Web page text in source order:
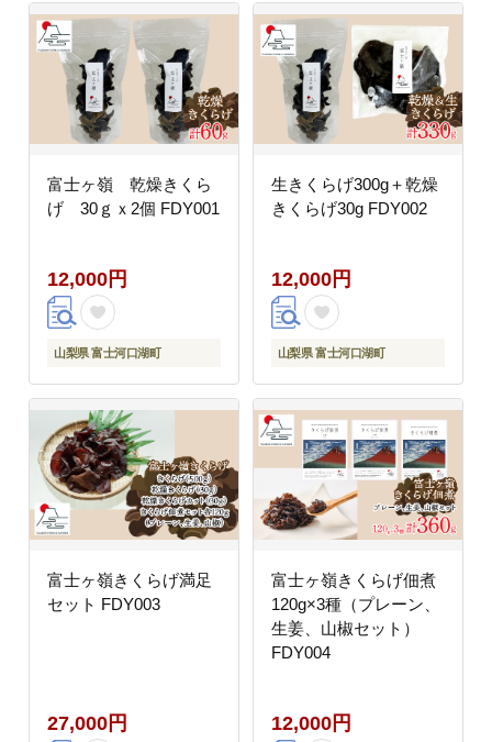
富士ヶ嶺 乾燥きくら
げ 30ｇｘ2個 FDY001
12,000円
山梨県 富士河口湖町
生きくらげ300g＋乾燥
きくらげ30g FDY002
12,000円
山梨県 富士河口湖町
富士ヶ嶺きくらげ満足
セット FDY003
27,000円
富士ヶ嶺きくらげ佃煮
120g×3種（プレーン、
生姜、山椒セット）
FDY004
12,000円